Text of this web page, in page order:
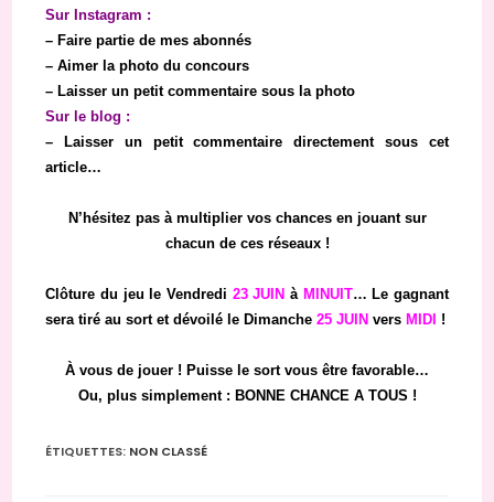
Sur Instagram :
– Faire partie de mes abonnés
– Aimer la photo du concours
– Laisser un petit commentaire sous la photo
Sur le blog :
– Laisser un petit commentaire directement sous cet
article…
N’hésitez pas à multiplier vos chances en jouant sur
chacun de ces réseaux !
Clôture du jeu le Vendredi 23 JUIN à MINUIT… Le gagnant
sera tiré au sort et dévoilé le Dimanche25 JUINvers MIDI !
À vous de jouer ! Puisse le sort vous être favorable…
Ou, plus simplement : BONNE CHANCE A TOUS !
ÉTIQUETTES: NON CLASSÉ